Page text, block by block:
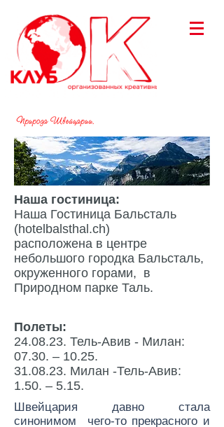
Наша гостиница:
Наша Гостиница Бальсталь
(hotelbalsthal.ch)
расположена в центре
небольшого городка Бальсталь,
окруженного горами, в
Природном парке Таль.
Полеты:
24.08.23. Тель-Авив - Милан:
07.30. – 10.25.
31.08.23. Милан -Тель-Авив:
1.50. – 5.15.
Швейцария давно стала
синонимом чего-то прекрасного и